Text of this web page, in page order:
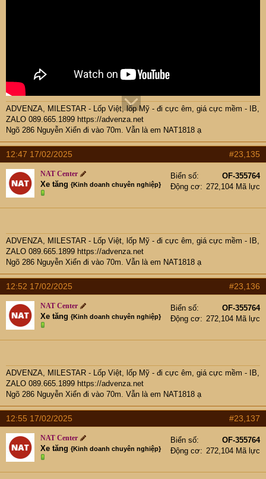
ADVENZA, MILESTAR - Lốp Việt, lốp Mỹ - đi cực êm, giá cực mềm - IB,
ZALO 089.665.1899 https://advenza.net
Ngõ 286 Nguyễn Xiển đi vào 70m. Vẫn là em NAT1818 ạ
12:47 17/02/2025 #23,135
NAT Center
Xe tăng {Kinh doanh chuyên nghiệp}
Biển số
OF-355764
Động cơ
272,104 Mã lực
ADVENZA, MILESTAR - Lốp Việt, lốp Mỹ - đi cực êm, giá cực mềm - IB,
ZALO 089.665.1899 https://advenza.net
Ngõ 286 Nguyễn Xiển đi vào 70m. Vẫn là em NAT1818 ạ
12:52 17/02/2025 #23,136
NAT Center
Xe tăng {Kinh doanh chuyên nghiệp}
Biển số
OF-355764
Động cơ
272,104 Mã lực
ADVENZA, MILESTAR - Lốp Việt, lốp Mỹ - đi cực êm, giá cực mềm - IB,
ZALO 089.665.1899 https://advenza.net
Ngõ 286 Nguyễn Xiển đi vào 70m. Vẫn là em NAT1818 ạ
12:55 17/02/2025 #23,137
NAT Center
Xe tăng {Kinh doanh chuyên nghiệp}
Biển số
OF-355764
Động cơ
272,104 Mã lực